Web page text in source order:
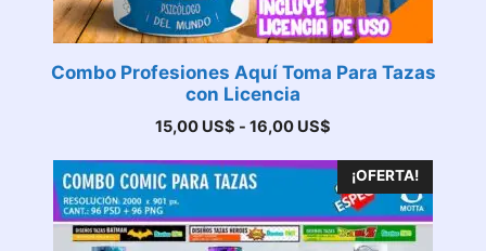
Combo Profesiones Aquí Toma Para Tazas
con Licencia
15,00 US$ - 16,00 US$
precios:
desde
15,00 US$
hasta
¡OFERTA!